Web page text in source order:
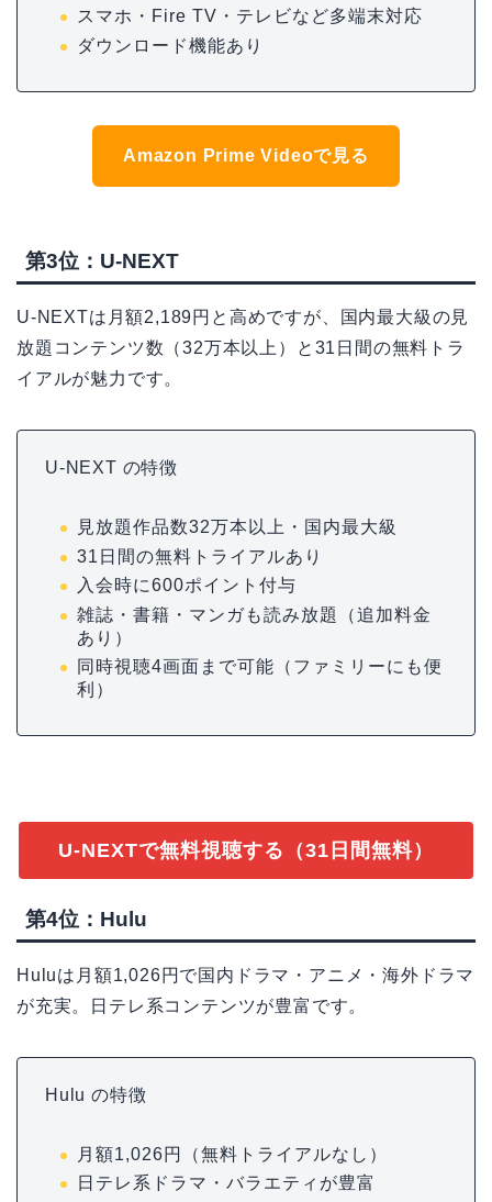
スマホ・Fire TV・テレビなど多端末対応
ダウンロード機能あり
Amazon Prime Videoで見る
第3位：U-NEXT
U-NEXTは月額2,189円と高めですが、国内最大級の見
放題コンテンツ数（32万本以上）と31日間の無料トラ
イアルが魅力です。
U-NEXT の特徴
見放題作品数32万本以上・国内最大級
31日間の無料トライアルあり
入会時に600ポイント付与
雑誌・書籍・マンガも読み放題（追加料金
あり）
同時視聴4画面まで可能（ファミリーにも便
利）
U-NEXTで無料視聴する（31日間無料）
第4位：Hulu
Huluは月額1,026円で国内ドラマ・アニメ・海外ドラマ
が充実。日テレ系コンテンツが豊富です。
Hulu の特徴
月額1,026円（無料トライアルなし）
日テレ系ドラマ・バラエティが豊富